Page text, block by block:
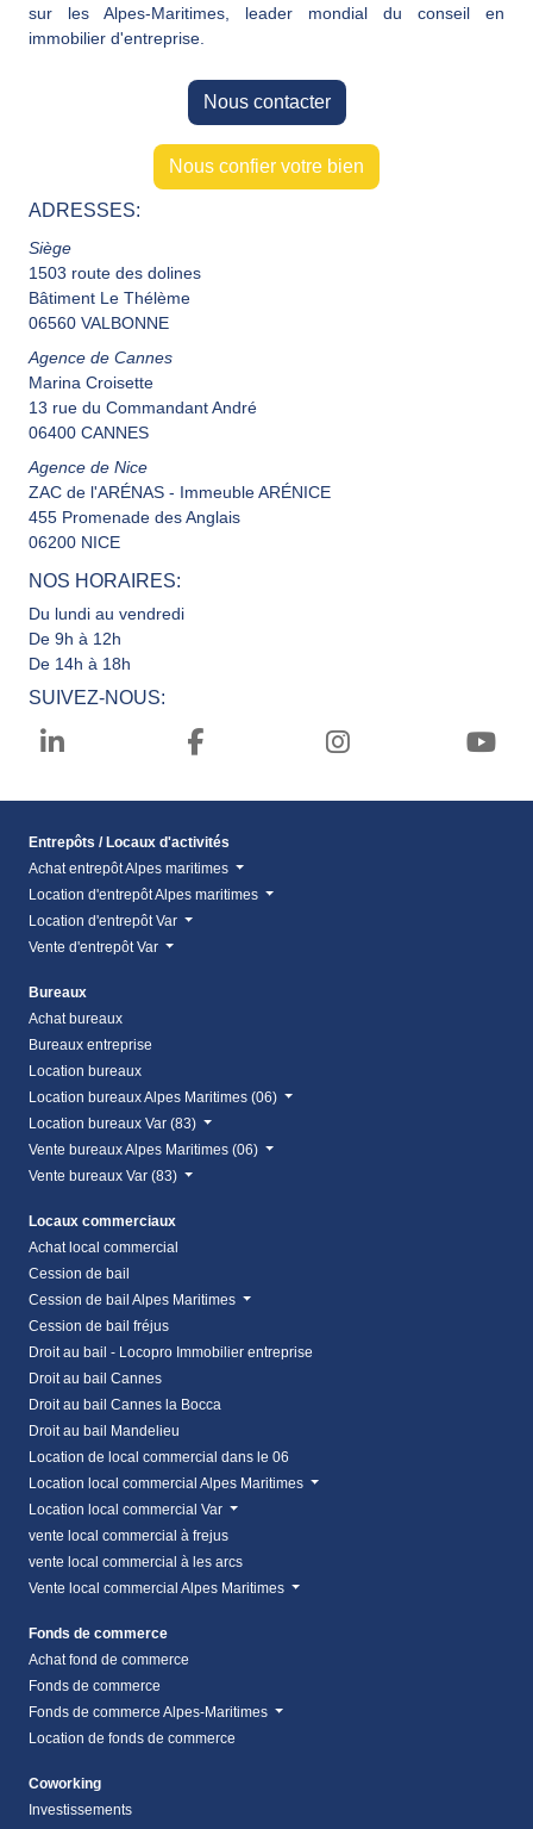
sur les Alpes-Maritimes, leader mondial du conseil en
immobilier d'entreprise.
Nous contacter
Nous confier votre bien
ADRESSES:
Siège
1503 route des dolines
Bâtiment Le Thélème
06560 VALBONNE
Agence de Cannes
Marina Croisette
13 rue du Commandant André
06400 CANNES
Agence de Nice
ZAC de l'ARÉNAS - Immeuble ARÉNICE
455 Promenade des Anglais
06200 NICE
NOS HORAIRES:
Du lundi au vendredi
De 9h à 12h
De 14h à 18h
SUIVEZ-NOUS:
Entrepôts / Locaux d'activités
Achat entrepôt Alpes maritimes
Location d'entrepôt Alpes maritimes
Location d'entrepôt Var
Vente d'entrepôt Var
Bureaux
Achat bureaux
Bureaux entreprise
Location bureaux
Location bureaux Alpes Maritimes (06)
Location bureaux Var (83)
Vente bureaux Alpes Maritimes (06)
Vente bureaux Var (83)
Locaux commerciaux
Achat local commercial
Cession de bail
Cession de bail Alpes Maritimes
Cession de bail fréjus
Droit au bail - Locopro Immobilier entreprise
Droit au bail Cannes
Droit au bail Cannes la Bocca
Droit au bail Mandelieu
Location de local commercial dans le 06
Location local commercial Alpes Maritimes
Location local commercial Var
vente local commercial à frejus
vente local commercial à les arcs
Vente local commercial Alpes Maritimes
Fonds de commerce
Achat fond de commerce
Fonds de commerce
Fonds de commerce Alpes-Maritimes
Location de fonds de commerce
Coworking
Investissements